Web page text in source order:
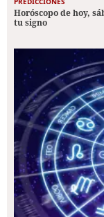
Horóscopo de hoy,
tu signo